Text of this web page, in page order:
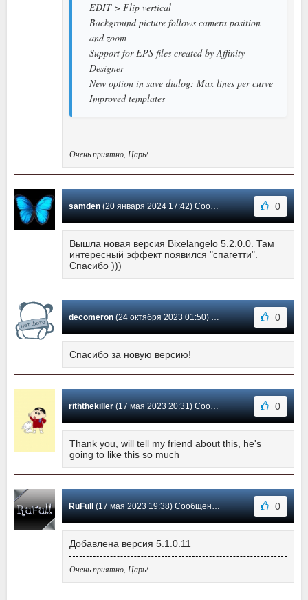
EDIT > Flip vertical
Background picture follows camera position
and zoom
Support for EPS files created by Affinity
Designer
New option in save dialog: Max lines per curve
Improved templates
Очень приятно, Царь!
samden(20 января 2024 17:42) Сообщение #21 0
Вышла новая версия Bixelangelo 5.2.0.0. Там
интересный эффект появился "спагетти".
Спасибо )))
decomeron(24 октября 2023 01:50) Сообщение #20 0
Спасибо за новую версию!
riththekiller(17 мая 2023 20:31) Сообщение #19 0
Thank you, will tell my friend about this, he's
going to like this so much
RuFull(17 мая 2023 19:38) Сообщение #18 0
Добавлена версия 5.1.0.11
Очень приятно, Царь!